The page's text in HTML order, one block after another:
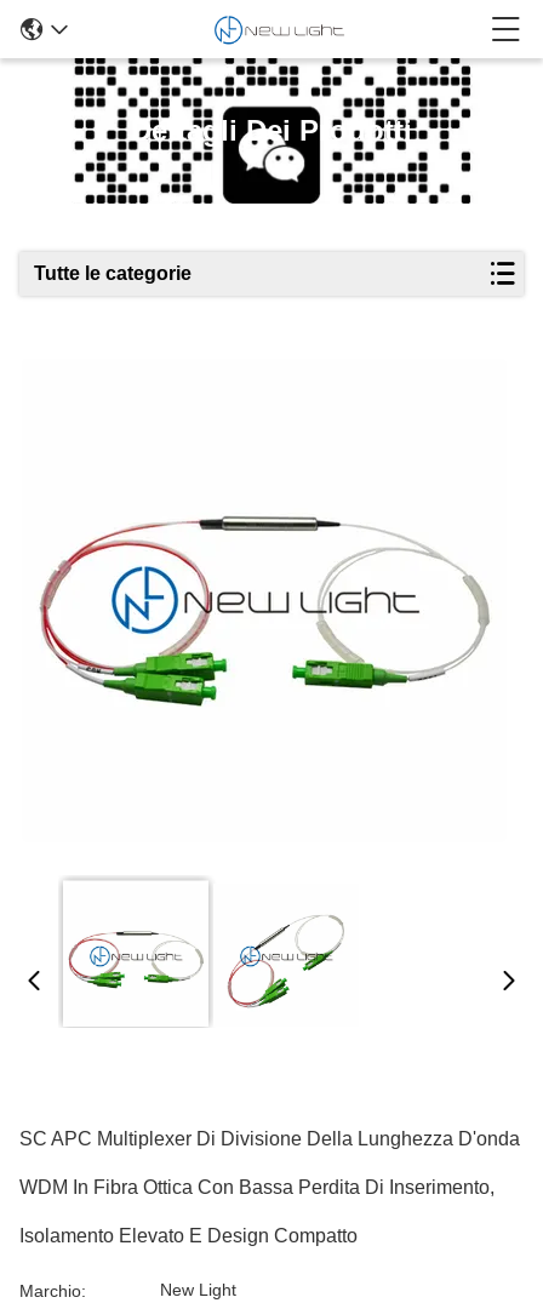
Dettagli Dei Prodotti
Tutte le categorie
SC APC Multiplexer Di Divisione Della Lunghezza D'onda
WDM In Fibra Ottica Con Bassa Perdita Di Inserimento,
Isolamento Elevato E Design Compatto
Marchio: New Light